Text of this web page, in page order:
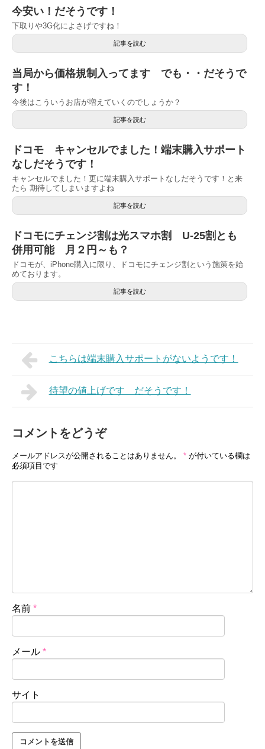
今安い！だそうです！
下取りや3G化によさげですね！
記事を読む
当局から価格規制入ってます でも・・だそうで
す！
今後はこういうお店が増えていくのでしょうか？
記事を読む
ドコモ キャンセルでました！端末購入サポート
なしだそうです！
キャンセルでました！更に端末購入サポートなしだそうです！と来
たら 期待してしまいますよね
記事を読む
ドコモにチェンジ割は光スマホ割 U-25割とも
併用可能 月２円～も？
ドコモが、iPhone購入に限り、ドコモにチェンジ割という施策を始
めております。
記事を読む
こちらは端末購入サポートがないようです！
待望の値上げです だそうです！
コメントをどうぞ
メールアドレスが公開されることはありません。 * が付いている欄は
必須項目です
名前 *
メール *
サイト